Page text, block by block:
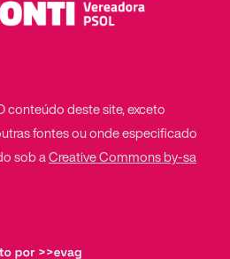
conteúdo deste site, exceto
fontes ou onde especificado
sob aCreative Commons by-sa